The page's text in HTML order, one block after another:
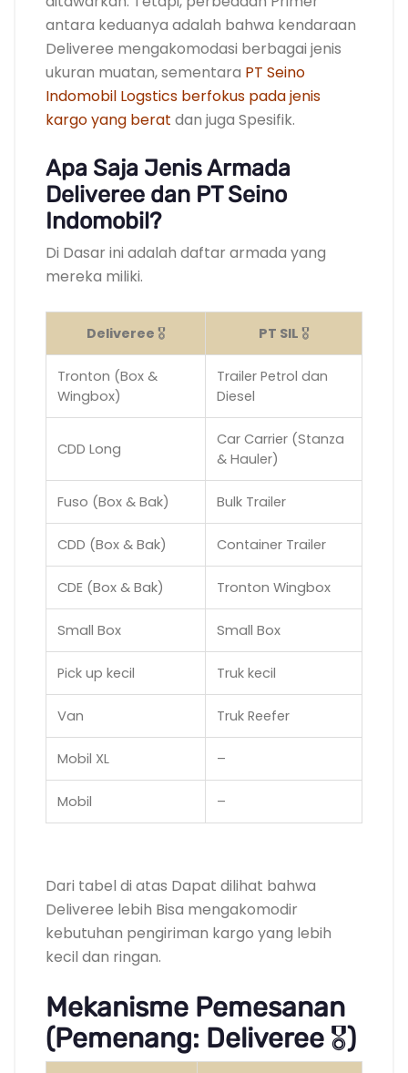
antara keduanya adalah bahwa kendaraan
Deliveree mengakomodasi berbagai jenis
ukuran muatan, sementara PT Seino
Indomobil Logstics berfokus pada jenis
kargo yang berat dan juga Spesifik.
Apa Saja Jenis Armada
Deliveree dan PT Seino
Indomobil?
Di Dasar ini adalah daftar armada yang
mereka miliki.
Deliveree 🎖️ PT SIL 🎖️
Tronton (Box &
Wingbox)
Trailer Petrol dan
Diesel
CDD Long
Car Carrier (Stanza
& Hauler)
Fuso (Box & Bak) Bulk Trailer
CDD (Box & Bak) Container Trailer
CDE (Box & Bak) Tronton Wingbox
Small Box Small Box
Pick up kecil Truk kecil
Van Truk Reefer
Mobil XL –
Mobil –
Dari tabel di atas Dapat dilihat bahwa
Deliveree lebih Bisa mengakomodir
kebutuhan pengiriman kargo yang lebih
kecil dan ringan.
Mekanisme Pemesanan
(Pemenang: Deliveree 🎖️)